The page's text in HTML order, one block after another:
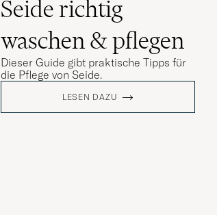
Seide richtig
waschen & pflegen
Dieser Guide gibt praktische Tipps für
die Pflege von Seide.
LESEN DAZU